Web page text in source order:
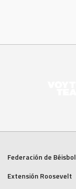
Federación de
Extensión Roosevelt